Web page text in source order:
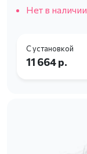
Нет в наличии
С установкой
11 664 р.